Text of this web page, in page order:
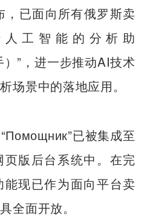
已面向所有俄罗斯卖
工智能的分析助
”，进一步推动AI技术
场景中的落地应用。
已被集成至
版后台系统中。在完
现已作为面向平台卖
全面开放。